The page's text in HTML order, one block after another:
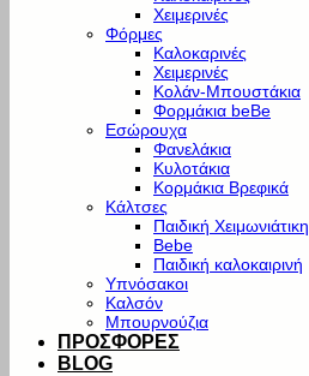
Χειμερινές
Φόρμες
Καλοκαρινές
Χειμερινές
Κολάν-Μπουστάκια
Φορμάκια beBe
Εσώρουχα
Φανελάκια
Κυλοτάκια
Κορμάκια Βρεφικά
Κάλτσες
Παιδική Χειμωνιάτικη
Bebe
Παιδική καλοκαιρινή
Υπνόσακοι
Καλσόν
Μπουρνούζια
ΠΡΟΣΦΟΡΕΣ
BLOG